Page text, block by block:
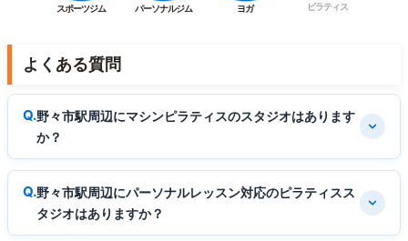
スポーツジム パーソナルジム ヨガ ピラティス
よくある質問
野々市駅周辺にマシンピラティスのスタジオはあります
か？
野々市駅周辺にパーソナルレッスン対応のピラティスス
タジオはありますか？